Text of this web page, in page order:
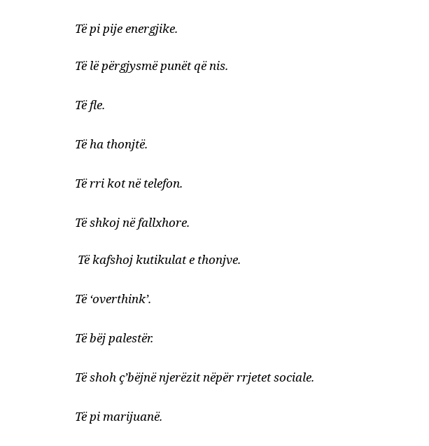
Të pi pije energjike.
Të lë përgjysmë punët që nis.
Të fle.
Të ha thonjtë.
Të rri kot në telefon.
Të shkoj në fallxhore.
Të kafshoj kutikulat e thonjve.
Të ‘overthink’.
Të bëj palestër.
Të shoh ç’bëjnë njerëzit nëpër rrjetet sociale.
Të pi marijuanë.